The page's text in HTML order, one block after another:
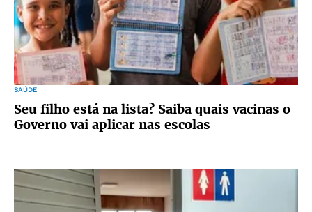
SAÚDE
Seu filho está na lista? Saiba quais vacinas o
Governo vai aplicar nas escolas